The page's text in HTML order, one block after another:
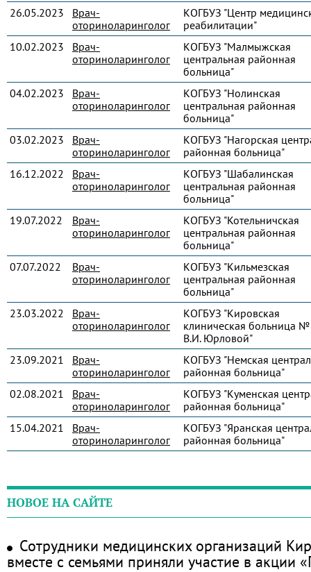
26.05.2023
Врач-
оториноларинголог
КОГБУЗ "Центр
реабилитации"
10.02.2023
Врач-
оториноларинголог
КОГБУЗ "Малмыжская
центральная районная
больница"
04.02.2023
Врач-
оториноларинголог
КОГБУЗ "Нолинская
центральная районная
больница"
03.02.2023
Врач-
оториноларинголог
КОГБУЗ "Нагорская
районная больница"
16.12.2022
Врач-
оториноларинголог
КОГБУЗ "Шабалинская
центральная районная
больница"
19.07.2022
Врач-
оториноларинголог
КОГБУЗ "Котельничская
центральная районная
больница"
07.07.2022
Врач-
оториноларинголог
КОГБУЗ "Кильмезская
центральная районная
больница"
23.03.2022
Врач-
оториноларинголог
КОГБУЗ "Кировская
клиническая больница
В.И. Юрловой"
23.09.2021
Врач-
оториноларинголог
КОГБУЗ "Немская
районная больница"
02.08.2021
Врач-
оториноларинголог
КОГБУЗ "Куменская
районная больница"
15.04.2021
Врач-
оториноларинголог
КОГБУЗ "Яранская
районная больница"
НОВОЕ НА САЙТЕ
Сотрудники медицинских организаций
вместе с семьями приняли участие в акции